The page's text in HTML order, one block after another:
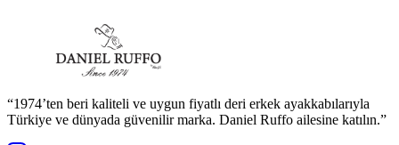
“1974’ten beri kaliteli ve uygun fiyatlı deri erkek ayakkabılarıyla
Türkiye ve dünyada güvenilir marka. Daniel Ruffo ailesine katılın.”